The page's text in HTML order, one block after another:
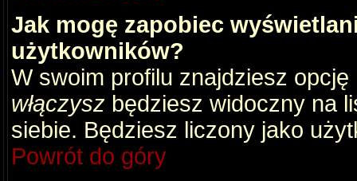
Jak mogę zapobiec
użytkowników?
W swoim profilu znajdziesz opcję
włączysz będziesz widoczny na
siebie. Będziesz liczony jako
Powrót do góry